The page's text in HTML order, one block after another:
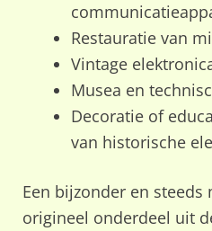
Restauratie van
Vintage
Musea en
Decoratie of
van historische
Een bijzonder en
origineel onderdeel uit